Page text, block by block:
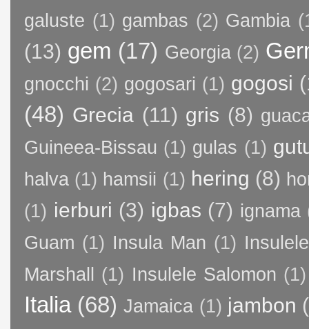
galuste (1) gambas (2) Gambia
(13) gem (17) Georgia (2)
gnocchi (2) gogosari (1) gogosi
(48) Grecia (11) gris (8)
Guineea-Bissau (1) gulas (1)
halva (1) hamsii (1) hering (8)
(1) ierburi (3) igbas (7) ignama
Guam (1) Insula Man (1)
Marshall
(1) Insulele Salomon (1)
Italia (68) Jamaica (1) jambon